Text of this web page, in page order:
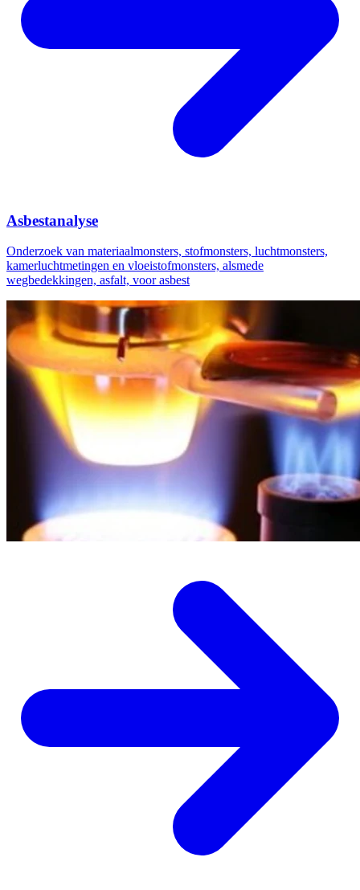
Asbestanalyse
Onderzoek van materiaalmonsters, stofmonsters, luchtmonsters,
kamerluchtmetingen en vloeistofmonsters, alsmede
wegbedekkingen, asfalt, voor asbest